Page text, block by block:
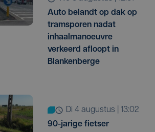
Auto belandt op dak op
tramsporen nadat
inhaalmanoeuvre
verkeerd afloopt in
Blankenberge
di 4 augustus | 13:02
90-jarige fietser